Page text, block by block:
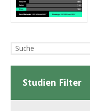
Studien Filter